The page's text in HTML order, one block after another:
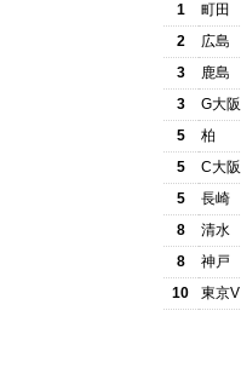
1 町田
2
広島
3
鹿島
3
G大阪
5
柏
5
C大阪
5
長崎
8
清水
8
神戸
10
東京V